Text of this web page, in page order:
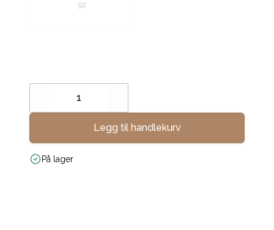
92
Decrease
Legg til handlekurv
På lager